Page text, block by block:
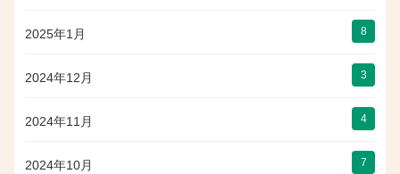
2025年1月 8
2024年12月 3
2024年11月 4
2024年10月 7